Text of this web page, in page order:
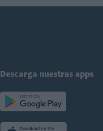
Descarga nuestras apps